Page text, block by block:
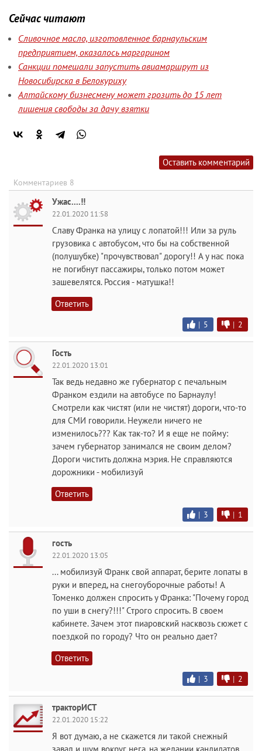
Сейчас читают
Сливочное масло, изготовленное барнаульским
предприятием, оказалось маргарином
Санкции помешали запустить авиамаршрут из
Новосибирска в Белокуриху
Алтайскому бизнесмену может грозить до 15 лет
лишения свободы за дачу взятки
Оставить комментарий
Комментариев 8
Ужас....!!
22.01.2020 11:58
Славу Франка на улицу с лопатой!!! Или за руль
грузовика с автобусом, что бы на собственной
(полушубке) "прочувствовал" дорогу!! А у нас пока
не погибнут пассажиры, только потом может
зашевелятся. Россия - матушка!!
Ответить
| 5 | 2
Гость
22.01.2020 13:01
Так ведь недавно же губернатор с печальным
Франком ездили на автобусе по Барнаулу!
Смотрели как чистят (или не чистят) дороги, что-то
для СМИ говорили. Неужели ничего не
изменилось??? Как так-то? И я еще не пойму:
зачем губернатор занимался не своим делом?
Дороги чистить должна мэрия. Не справляются
дорожники - мобилизуй
Ответить
| 3 | 1
гость
22.01.2020 13:05
... мобилизуй Франк свой аппарат, берите лопаты в
руки и вперед, на снегоуборочные работы! А
Томенко должен спросить у Франка: "Почему город
по уши в снегу?!!!" Строго спросить. В своем
кабинете. Зачем этот пиаровский насквозь сюжет с
поездкой по городу? Что он реально дает?
Ответить
| 3 | 2
тракторИСТ
22.01.2020 15:22
Я вот думаю, а не скажется ли такой снежный